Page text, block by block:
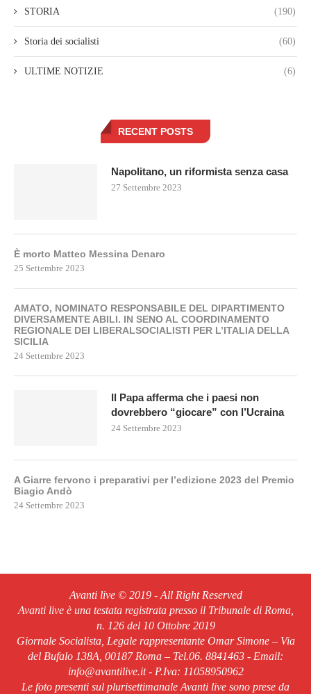
STORIA (190)
Storia dei socialisti (60)
ULTIME NOTIZIE (6)
RECENT POSTS
Napolitano, un riformista senza casa
27 Settembre 2023
È morto Matteo Messina Denaro
25 Settembre 2023
AMATO, NOMINATO RESPONSABILE DEL DIPARTIMENTO
DIVERSAMENTE ABILI. IN SENO AL COORDINAMENTO
REGIONALE DEI LIBERALSOCIALISTI PER L’ITALIA DELLA
SICILIA
24 Settembre 2023
Il Papa afferma che i paesi non
dovrebbero “giocare” con l’Ucraina
24 Settembre 2023
A Giarre fervono i preparativi per l’edizione 2023 del Premio
Biagio Andò
24 Settembre 2023
Avanti live © 2019 - All Right Reserved
Avanti live è una testata registrata presso il Tribunale di Roma,
n. 126 del 10 Ottobre 2019
Giornale Socialista, Legale rappresentante Omar Simone – Via
del Bufalo 138A, 00187 Roma – Tel.06. 8841463 - Email:
info@avantilive.it - P.Iva: 11058950962
Le foto presenti sul plurisettimanale Avanti live sono prese da